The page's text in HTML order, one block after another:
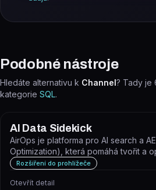
Podobné nástroje
Hledáte alternativu k Channel? Tady je
kategorie SQL.
AI Data Sidekick
AirOps je platforma pro AI search a
Optimization), která pomáhá tvořit a
Rozšíření do prohlížeče
Otevřít detail